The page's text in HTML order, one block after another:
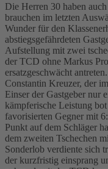
Die Herren 30 haben
brauchen im letzten
Wunder für den
abstiegsgefährdeten
Aufstellung mit zwei
der TCD ohne Markus
ersatzgeschwächt
Constantin Kreuzer, der
Einser der Gastgeber nur
kämpferische Leistung
favorisierten Gegner mit
Punkt auf dem Schläger
dem zweiten Tschechen
Sonderlob verdiente sich
der kurzfristig einsprang